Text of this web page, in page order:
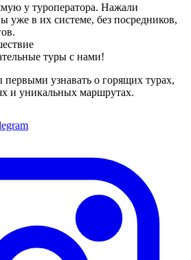
у туроператора. Нажали
уже в их системе, без посредников,
туры с нами!
узнавать о горящих турах,
и уникальных маршрутах.